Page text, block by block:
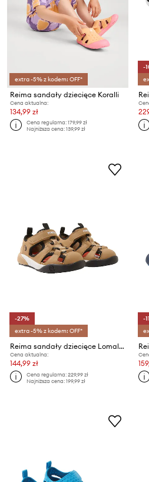
extra -5% z kodem: OFF*
Reima sandały dziecięce Koralli
Cena aktualna:
134,99 zł
Cena regularna:179,99 zł
Najniższa cena:139,99 zł
-
-27%
extra -5% z kodem: OFF*
Reima sandały dziecięce Lomalla
Cena aktualna:
144,99 zł
Cena regularna:229,99 zł
Najniższa cena:199,99 zł
-